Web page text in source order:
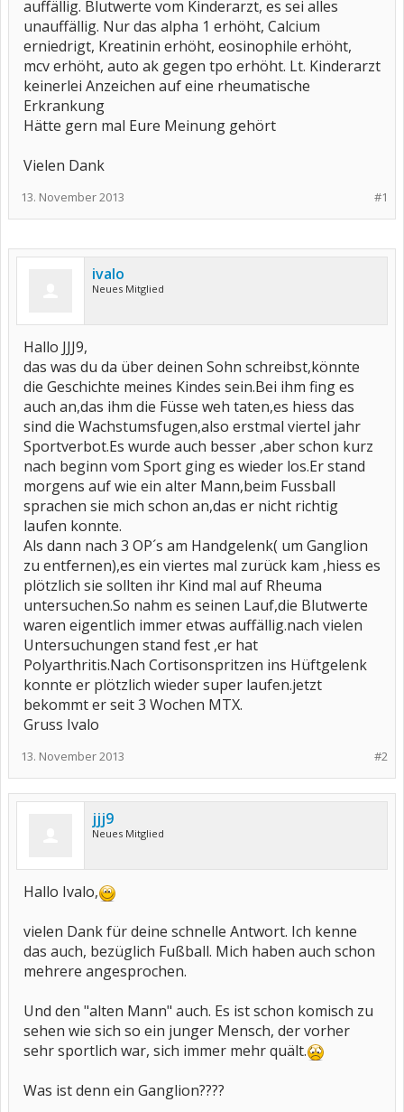
auffällig. Blutwerte vom Kinderarzt, es sei alles
unauffällig. Nur das alpha 1 erhöht, Calcium
erniedrigt, Kreatinin erhöht, eosinophile erhöht,
mcv erhöht, auto ak gegen tpo erhöht. Lt. Kinderarzt
keinerlei Anzeichen auf eine rheumatische
Erkrankung
Hätte gern mal Eure Meinung gehört
Vielen Dank
#1
13. November 2013
ivalo
Neues Mitglied
Hallo JJJ9,
das was du da über deinen Sohn schreibst,könnte
die Geschichte meines Kindes sein.Bei ihm fing es
auch an,das ihm die Füsse weh taten,es hiess das
sind die Wachstumsfugen,also erstmal viertel jahr
Sportverbot.Es wurde auch besser ,aber schon kurz
nach beginn vom Sport ging es wieder los.Er stand
morgens auf wie ein alter Mann,beim Fussball
sprachen sie mich schon an,das er nicht richtig
laufen konnte.
Als dann nach 3 OP´s am Handgelenk( um Ganglion
zu entfernen),es ein viertes mal zurück kam ,hiess es
plötzlich sie sollten ihr Kind mal auf Rheuma
untersuchen.So nahm es seinen Lauf,die Blutwerte
waren eigentlich immer etwas auffällig.nach vielen
Untersuchungen stand fest ,er hat
Polyarthritis.Nach Cortisonspritzen ins Hüftgelenk
konnte er plötzlich wieder super laufen.jetzt
bekommt er seit 3 Wochen MTX.
Gruss Ivalo
#2
13. November 2013
jjj9
Neues Mitglied
Hallo Ivalo,
vielen Dank für deine schnelle Antwort. Ich kenne
das auch, bezüglich Fußball. Mich haben auch schon
mehrere angesprochen.
Und den "alten Mann" auch. Es ist schon komisch zu
sehen wie sich so ein junger Mensch, der vorher
sehr sportlich war, sich immer mehr quält.
Was ist denn ein Ganglion????